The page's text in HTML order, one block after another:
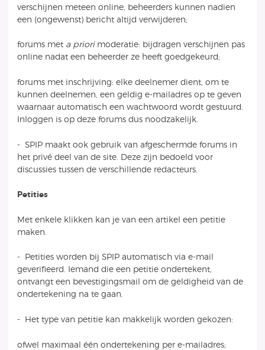
verschijnen meteen online, beheerders kunnen nadien
een (ongewenst) bericht altijd verwijderen;
forums met a priorimoderatie: bijdragen verschijnen pas
online nadat een beheerder ze heeft goedgekeurd;
forums met inschrijving: elke deelnemer dient, om te
kunnen deelnemen, een geldig e-mailadres op te geven
waarnaar automatisch een wachtwoord wordt gestuurd.
Inloggen is op deze forums dus noodzakelijk.
- SPIP maakt ook gebruik van afgeschermde forums in
het privé deel van de site. Deze zijn bedoeld voor
discussies tussen de verschillende redacteurs.
Petities
Met enkele klikken kan je van een artikel een petitie
maken.
- Petities worden bij SPIP automatisch via e-mail
geverifieerd. Iemand die een petitie ondertekent,
ontvangt een bevestigingsmail om de geldigheid van de
ondertekening na te gaan.
- Het type van petitie kan makkelijk worden gekozen:
ofwel maximaal één ondertekening per e-mailadres;